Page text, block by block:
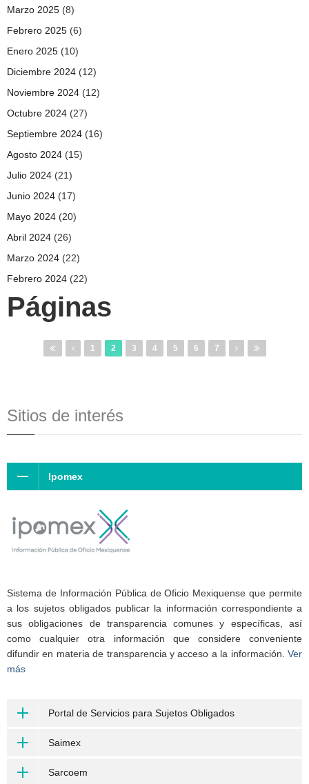
Marzo 2025 (8)
Febrero 2025 (6)
Enero 2025 (10)
Diciembre 2024 (12)
Noviembre 2024 (12)
Octubre 2024 (27)
Septiembre 2024 (16)
Agosto 2024 (15)
Julio 2024 (21)
Junio 2024 (17)
Mayo 2024 (20)
Abril 2024 (26)
Marzo 2024 (22)
Febrero 2024 (22)
Páginas
1 2 3 4 5 6 7
Sitios de interés
Ipomex
Sistema de Información Pública de Oficio Mexiquense que permite
a los sujetos obligados publicar la información correspondiente a
sus obligaciones de transparencia comunes y específicas, así
como cualquier otra información que considere conveniente
difundir en materia de transparencia y acceso a la información. Ver
más
Portal de Servicios para Sujetos Obligados
Saimex
Sarcoem